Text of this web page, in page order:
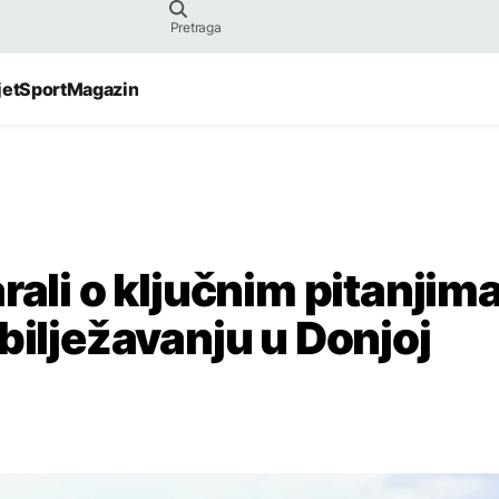
SportMagazin
o ključnim
u Donjoj